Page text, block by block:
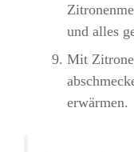
und alles
Mit
erwärmen.